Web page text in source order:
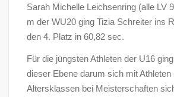
Sarah Michelle Leichsenring (alle LV
m der WU20 ging Tizia Schreiter ins
den 4. Platz in 60,82 sec.
Für die jüngsten Athleten der U16
dieser Ebene darum sich mit Athleten
Altersklassen bei Meisterschaften